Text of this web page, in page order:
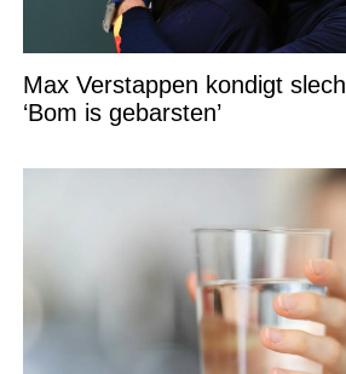
Max Verstappen kondigt
‘Bom is gebarsten’